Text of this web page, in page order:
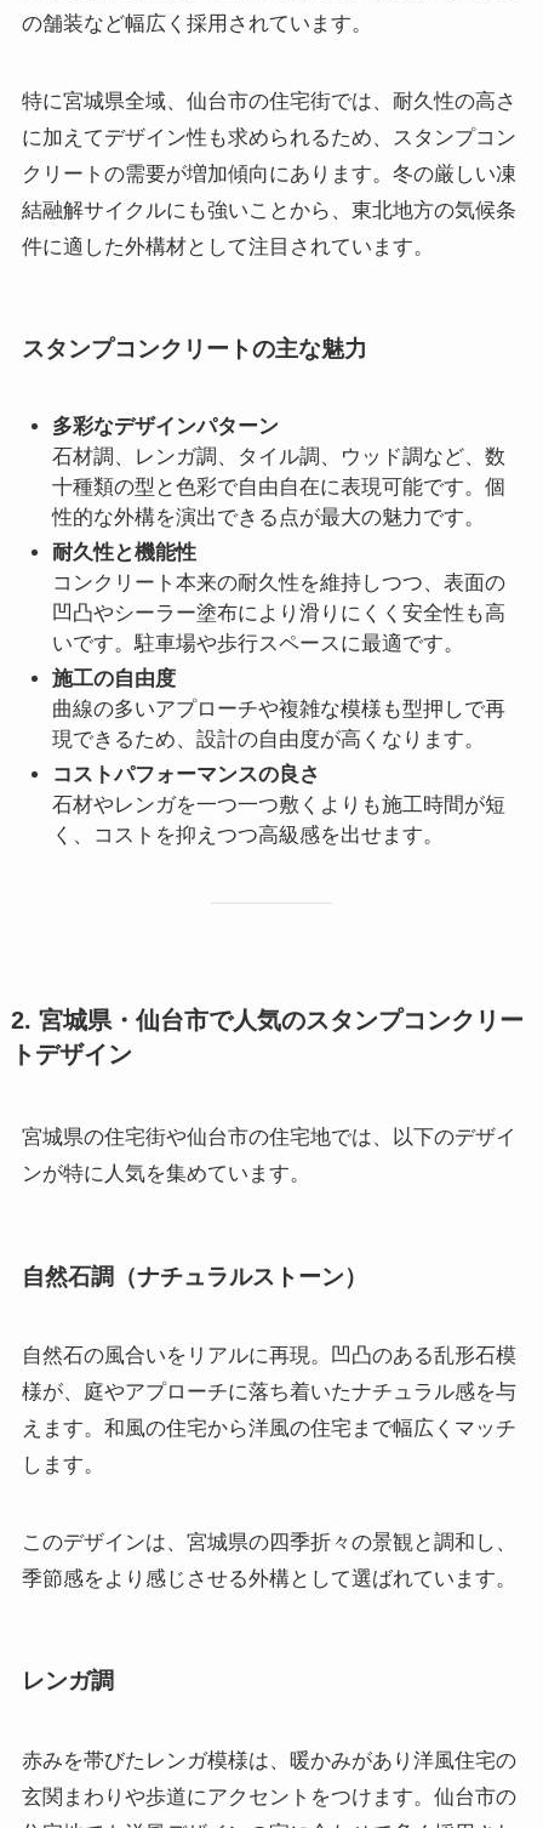
の舗装など幅広く採用されています。
特に宮城県全域、仙台市の住宅街では、耐久性の高さ
に加えてデザイン性も求められるため、スタンプコン
クリートの需要が増加傾向にあります。冬の厳しい凍
結融解サイクルにも強いことから、東北地方の気候条
件に適した外構材として注目されています。
スタンプコンクリートの主な魅力
多彩なデザインパターン
石材調、レンガ調、タイル調、ウッド調など、数
十種類の型と色彩で自由自在に表現可能です。個
性的な外構を演出できる点が最大の魅力です。
耐久性と機能性
コンクリート本来の耐久性を維持しつつ、表面の
凹凸やシーラー塗布により滑りにくく安全性も高
いです。駐車場や歩行スペースに最適です。
施工の自由度
曲線の多いアプローチや複雑な模様も型押しで再
現できるため、設計の自由度が高くなります。
コストパフォーマンスの良さ
石材やレンガを一つ一つ敷くよりも施工時間が短
く、コストを抑えつつ高級感を出せます。
2. 宮城県・仙台市で人気のスタンプコンクリー
トデザイン
宮城県の住宅街や仙台市の住宅地では、以下のデザイ
ンが特に人気を集めています。
自然石調（ナチュラルストーン）
自然石の風合いをリアルに再現。凹凸のある乱形石模
様が、庭やアプローチに落ち着いたナチュラル感を与
えます。和風の住宅から洋風の住宅まで幅広くマッチ
します。
このデザインは、宮城県の四季折々の景観と調和し、
季節感をより感じさせる外構として選ばれています。
レンガ調
赤みを帯びたレンガ模様は、暖かみがあり洋風住宅の
玄関まわりや歩道にアクセントをつけます。仙台市の